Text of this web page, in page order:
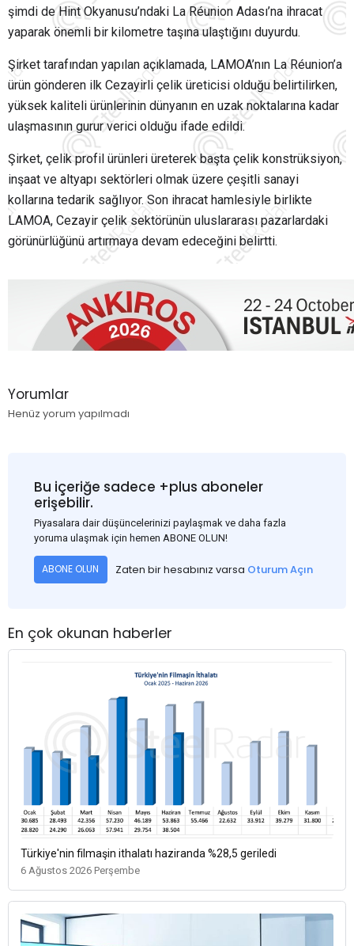
şimdi de Hint Okyanusu’ndaki La Réunion Adası’na ihracat
yaparak önemli bir kilometre taşına ulaştığını duyurdu.
Şirket tarafından yapılan açıklamada, LAMOA’nın La Réunion’a
ürün gönderen ilk Cezayirli çelik üreticisi olduğu belirtilirken,
yüksek kaliteli ürünlerinin dünyanın en uzak noktalarına kadar
ulaşmasının gurur verici olduğu ifade edildi.
Şirket, çelik profil ürünleri üreterek başta çelik konstrüksiyon,
inşaat ve altyapı sektörleri olmak üzere çeşitli sanayi
kollarına tedarik sağlıyor. Son ihracat hamlesiyle birlikte
LAMOA, Cezayir çelik sektörünün uluslararası pazarlardaki
görünürlüğünü artırmaya devam edeceğini belirtti.
Yorumlar
Henüz yorum yapılmadı
Bu içeriğe sadece +plus aboneler
erişebilir.
Piyasalara dair düşüncelerinizi paylaşmak ve daha fazla
yoruma ulaşmak için hemen ABONE OLUN!
ABONE OLUN Zaten bir hesabınız varsa Oturum Açın
En çok okunan haberler
Türkiye'nin filmaşin ithalatı haziranda %28,5 geriledi
6 Ağustos 2026 Perşembe